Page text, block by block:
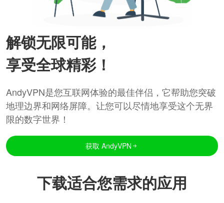
解锁无限可能，
享受全球精彩！
AndyVPN是您互联网体验的最佳伴侣，它帮助您突破
地理边界和网络屏障。让您可以尽情地享受这个无界
限的数字世界！
获取 AndyVPN
下载适合您需求的应用